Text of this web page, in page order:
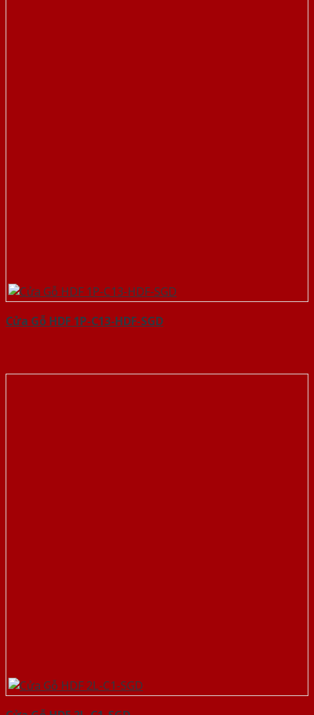
Cửa Gỗ HDF 1P-C13-HDF-SGD